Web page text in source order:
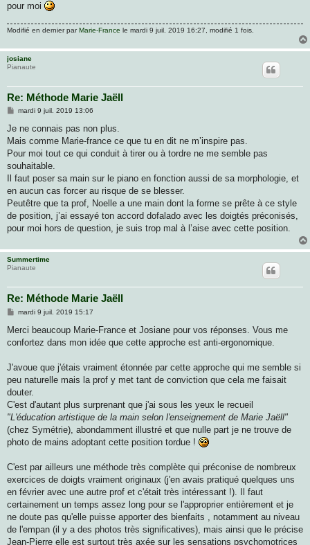
pour moi
Modifié en dernier parMarie-France le mardi 9 juil. 2019 16:27, modifié 1 fois.
josiane
Pianaute
Re: Méthode Marie Jaëll
M
s
a
g
mardi 9 juil. 2019 13:06
Je ne connais pas non plus.
Mais comme Marie-france ce que tu en dit ne m’inspire pas.
Pour moi tout ce qui conduit à tirer ou à tordre ne me semble pas
souhaitable.
Il faut poser sa main sur le piano en fonction aussi de sa morphologie, et
en aucun cas forcer au risque de se blesser.
Peutêtre que ta prof, Noelle a une main dont la forme se prête à ce style
de position, j’ai essayé ton accord dofalado avec les doigtés préconisés,
pour moi hors de question, je suis trop mal à l’aise avec cette position.
Summertime
Pianaute
Re: Méthode Marie Jaëll
M
s
a
mardi 9 juil. 2019 15:17
Merci beaucoup Marie-France et Josiane pour vos réponses. Vous me
confortez dans mon idée que cette approche est anti-ergonomique.
J'avoue que j'étais vraiment étonnée par cette approche qui me semble si
peu naturelle mais la prof y met tant de conviction que cela me faisait
douter.
C'est d'autant plus surprenant que j'ai sous les yeux le recueil
"L'éducation artistique de la main selon l'enseignement de Marie Jaëll"
(chez Symétrie), abondamment illustré et que nulle part je ne trouve de
photo de mains adoptant cette position tordue !
C'est par ailleurs une méthode très complète qui préconise de nombreux
exercices de doigts vraiment originaux (j'en avais pratiqué quelques uns
en février avec une autre prof et c'était très intéressant !). Il faut
certainement un temps assez long pour se l'approprier entièrement et je
ne doute pas qu'elle puisse apporter des bienfaits , notamment au niveau
de l'empan (il y a des photos très significatives), mais ainsi que le précise
Jean-Pierre elle est surtout très axée sur les sensations psychomotrices